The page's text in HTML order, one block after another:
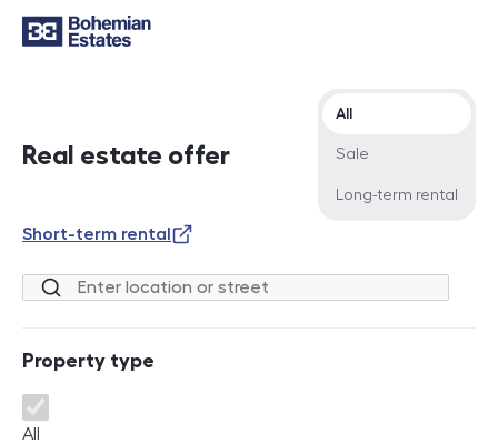
Real estate offer
Offer type
All
Sale
Long-term rental
Short-term rental
Location or street
Property type
Property type
All